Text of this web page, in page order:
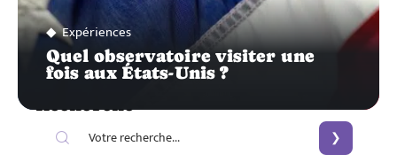
Expériences
Quel observatoire visiter une
fois aux États-Unis ?
Recherche